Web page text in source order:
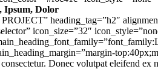
, Ipsum, Dolor
heading_tag=”h2″
icon_size=”32″
Donec volutpat eleifend ex